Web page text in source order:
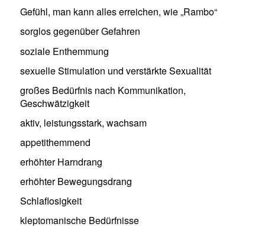
Gefühl, man kann alles erreichen, wie „Rambo“
sorglos gegenüber Gefahren
soziale Enthemmung
sexuelle Stimulation und verstärkte Sexualität
großes Bedürfnis nach Kommunikation,
Geschwätzigkeit
aktiv, leistungsstark, wachsam
appetithemmend
erhöhter Harndrang
erhöhter Bewegungsdrang
Schlaflosigkeit
kleptomanische Bedürfnisse